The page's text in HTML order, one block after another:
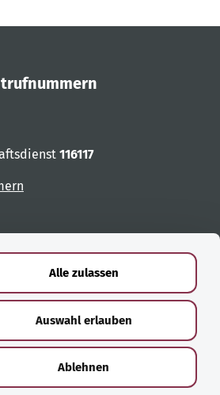
Alle zulassen
Auswahl erlauben
Ablehnen
116117